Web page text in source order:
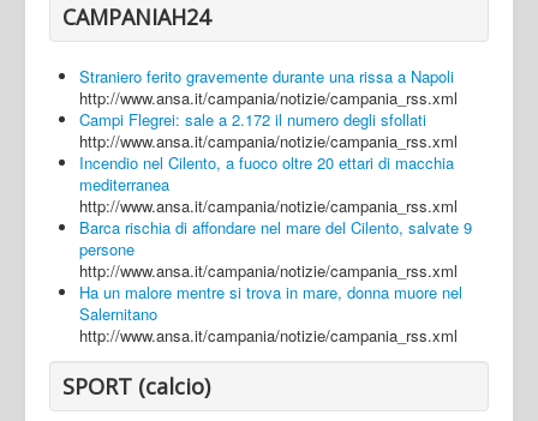
CAMPANIAH24
Straniero ferito gravemente durante una rissa a Napoli
http://www.ansa.it/campania/notizie/campania_rss.xml
Campi Flegrei: sale a 2.172 il numero degli sfollati
http://www.ansa.it/campania/notizie/campania_rss.xml
Incendio nel Cilento, a fuoco oltre 20 ettari di macchia
mediterranea
http://www.ansa.it/campania/notizie/campania_rss.xml
Barca rischia di affondare nel mare del Cilento, salvate 9
persone
http://www.ansa.it/campania/notizie/campania_rss.xml
Ha un malore mentre si trova in mare, donna muore nel
Salernitano
http://www.ansa.it/campania/notizie/campania_rss.xml
SPORT (calcio)